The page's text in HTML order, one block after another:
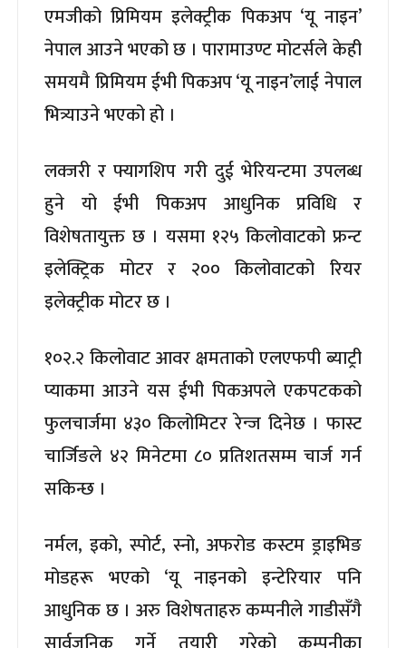
एमजीको प्रिमियम इलेक्ट्रीक पिकअप ‘यू नाइन’
नेपाल आउने भएको छ । पारामाउण्ट मोटर्सले केही
समयमै प्रिमियम ईभी पिकअप ‘यू नाइन’लाई नेपाल
भित्र्याउने भएको हो ।
लक्जरी र फ्यागशिप गरी दुई भेरियन्टमा उपलब्ध
हुने यो ईभी पिकअप आधुनिक प्रविधि र
विशेषतायुक्त छ । यसमा १२५ किलोवाटको फ्रन्ट
इलेक्ट्रिक मोटर र २०० किलोवाटको रियर
इलेक्ट्रीक मोटर छ ।
१०२.२ किलोवाट आवर क्षमताको एलएफपी ब्याट्री
प्याकमा आउने यस ईभी पिकअपले एकपटकको
फुलचार्जमा ४३० किलोमिटर रेन्ज दिनेछ । फास्ट
चार्जिङले ४२ मिनेटमा ८० प्रतिशतसम्म चार्ज गर्न
सकिन्छ ।
नर्मल, इको, स्पोर्ट, स्नो, अफरोड कस्टम ड्राइभिङ
मोडहरू भएको ‘यू नाइनको इन्टेरियार पनि
आधुनिक छ । अरु विशेषताहरु कम्पनीले गाडीसँगै